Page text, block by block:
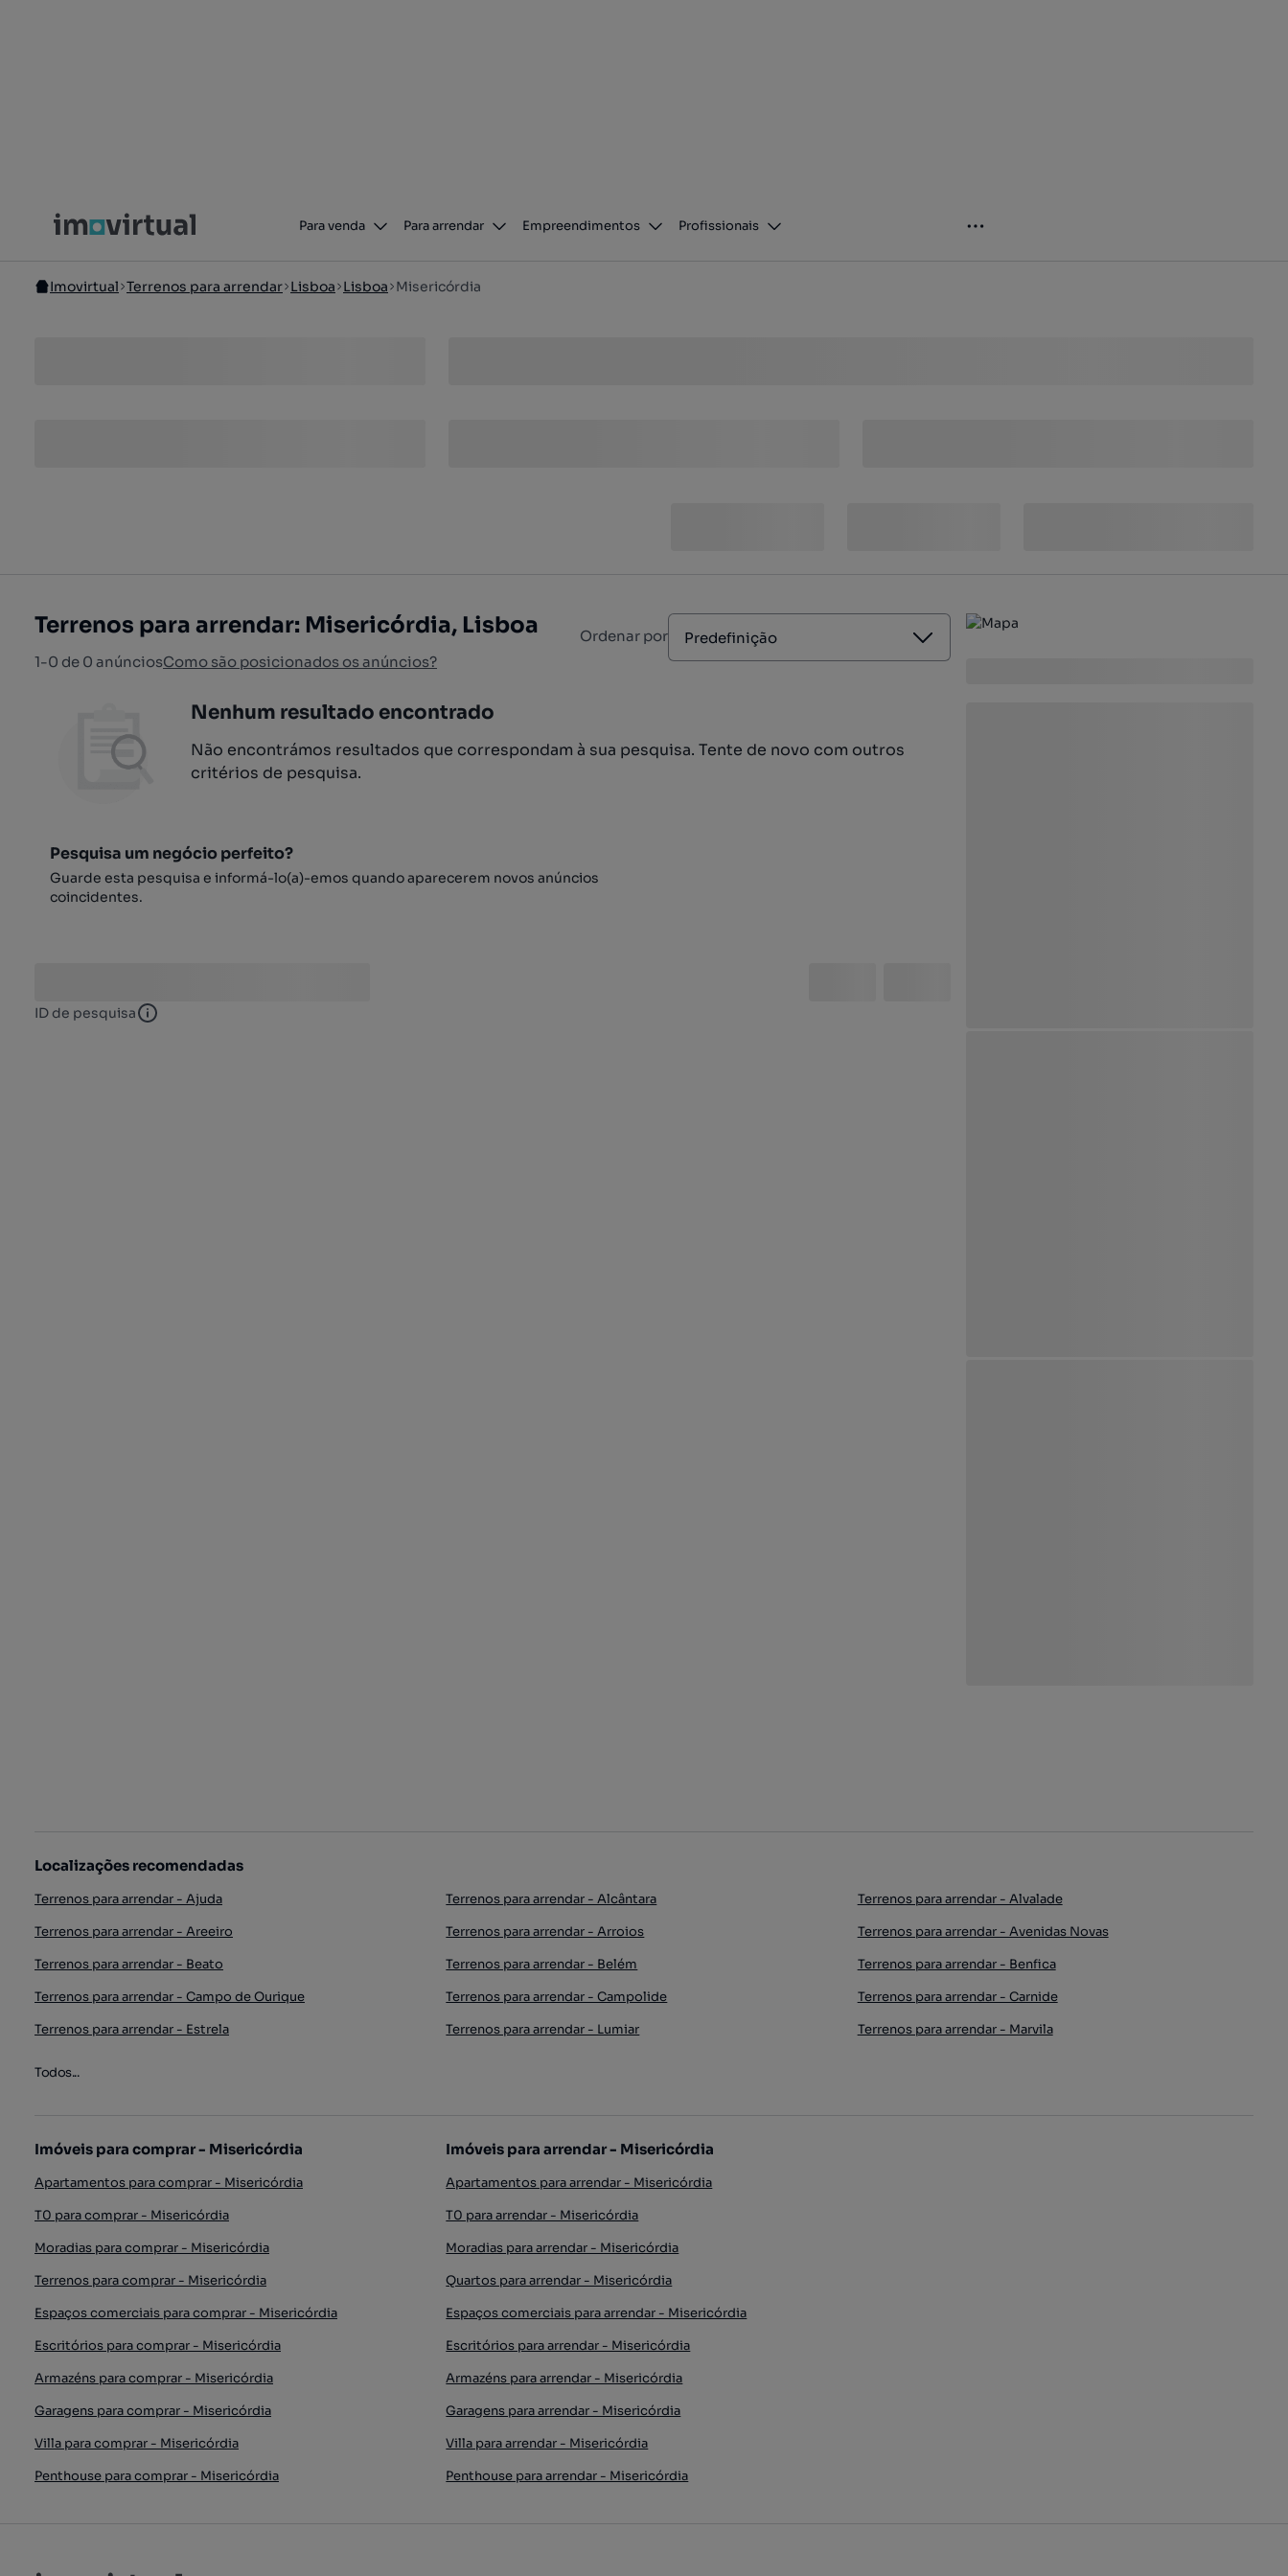
Para venda Para arrendar Empreendimentos Profissionais
Imovirtual Terrenos para arrendar Lisboa Lisboa Misericórdia
Terrenos para arrendar: Misericórdia, Lisboa
1-0 de 0 anúnciosComo são posicionados os anúncios?
Ordenar por Predefinição
Nenhum resultado encontrado
Não encontrámos resultados que correspondam à sua pesquisa. Tente de novo com outros
critérios de pesquisa.
Pesquisa um negócio perfeito?
Guarde esta pesquisa e informá-lo(a)-emos quando aparecerem novos anúncios
coincidentes.
ID de pesquisa ID de pesquisa
Localizações recomendadas
Terrenos para arrendar - Ajuda Terrenos para arrendar - Alcântara
Terrenos para arrendar - Alvalade
Terrenos para arrendar - Areeiro
Terrenos para arrendar - Arroios
Terrenos para arrendar - Avenidas Novas
Terrenos para arrendar - Beato
Terrenos para arrendar - Belém
Terrenos para arrendar - Benfica
Terrenos para arrendar - Campo de Ourique
Terrenos para arrendar - Campolide
Terrenos para arrendar - Carnide
Terrenos para arrendar - Estrela
Terrenos para arrendar - Lumiar Terrenos para arrendar - Marvila
Todos...
Imóveis para comprar - Misericórdia
Apartamentos para comprar - Misericórdia
T0 para comprar - Misericórdia
Moradias para comprar - Misericórdia
Terrenos para comprar - Misericórdia
Espaços comerciais para comprar - Misericórdia
Escritórios para comprar - Misericórdia
Armazéns para comprar - Misericórdia
Garagens para comprar - Misericórdia
Villa para comprar - Misericórdia
Penthouse para comprar - Misericórdia
Imóveis para arrendar - Misericórdia
Apartamentos para arrendar - Misericórdia
T0 para arrendar - Misericórdia
Moradias para arrendar - Misericórdia
Quartos para arrendar - Misericórdia
Espaços comerciais para arrendar - Misericórdia
Escritórios para arrendar - Misericórdia
Armazéns para arrendar - Misericórdia
Garagens para arrendar - Misericórdia
Villa para arrendar - Misericórdia
Penthouse para arrendar - Misericórdia